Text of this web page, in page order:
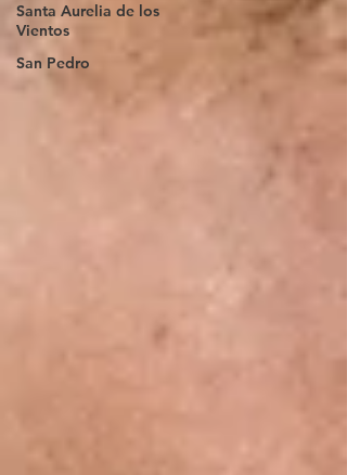
Santa Aurelia de los
Vientos
San Pedro